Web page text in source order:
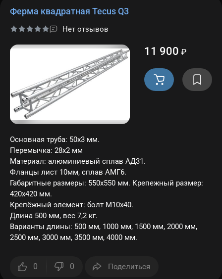
Ферма квадратная Tecus Q3
Нет отзывов
11 900 ₽
Основная труба: 50х3 мм.
Перемычка: 28х2 мм
Материал: алюминиевый сплав АД31.
Фланцы лист 10мм, сплав АМГ6.
Габаритные размеры: 550х550 мм. Крепежный размер:
420х420 мм.
Крепёжный элемент: болт M10x40.
Длина 500 мм, вес 7,2 кг.
Варианты длины: 500 мм, 1000 мм, 1500 мм, 2000 мм,
2500 мм, 3000 мм, 3500 мм, 4000 мм.
0 0 Поделиться